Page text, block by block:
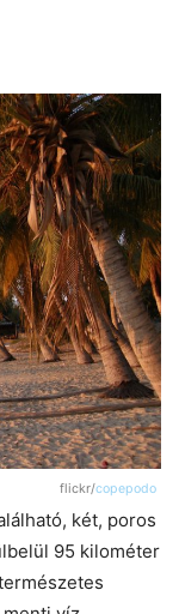
flickr/copepodo
két, poros
95 kilométer